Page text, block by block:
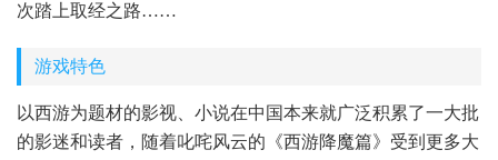
次踏上取经之路……
游戏特色
以西游为题材的影视、小说在中国本来就广泛积累了一大批
的影迷和读者，随着叱咤风云的《西游降魔篇》受到更多大